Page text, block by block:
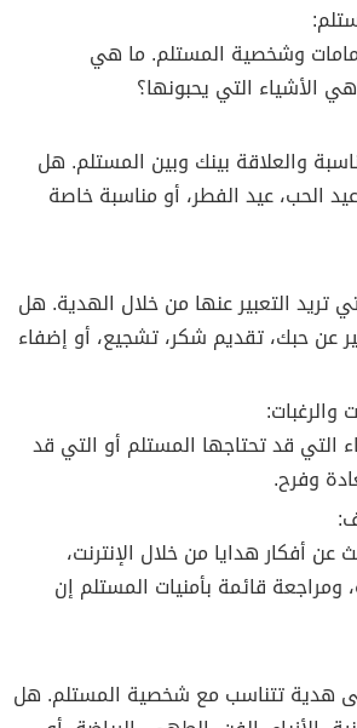
وشخصية المستلم. ما هي
الأشياء التي يحبونها؟
والعلاقة بينك وبين المستلم. هل
الحب، عيد الفطر، أو مناسبة خاصة
تريد التعبير عنها من خلال الهدية. هل
عن حبك، تقديم شكر، تشجيع، أو إضفاء
والرغبات:
التي قد تحتاجها المستلم أو التي قد
وفرح.
عن أفكار هدايا من خلال الإنترنت،
ومراجعة قائمة بأمنيات المستلم إن
هدية تتناسب مع شخصية المستلم. هل